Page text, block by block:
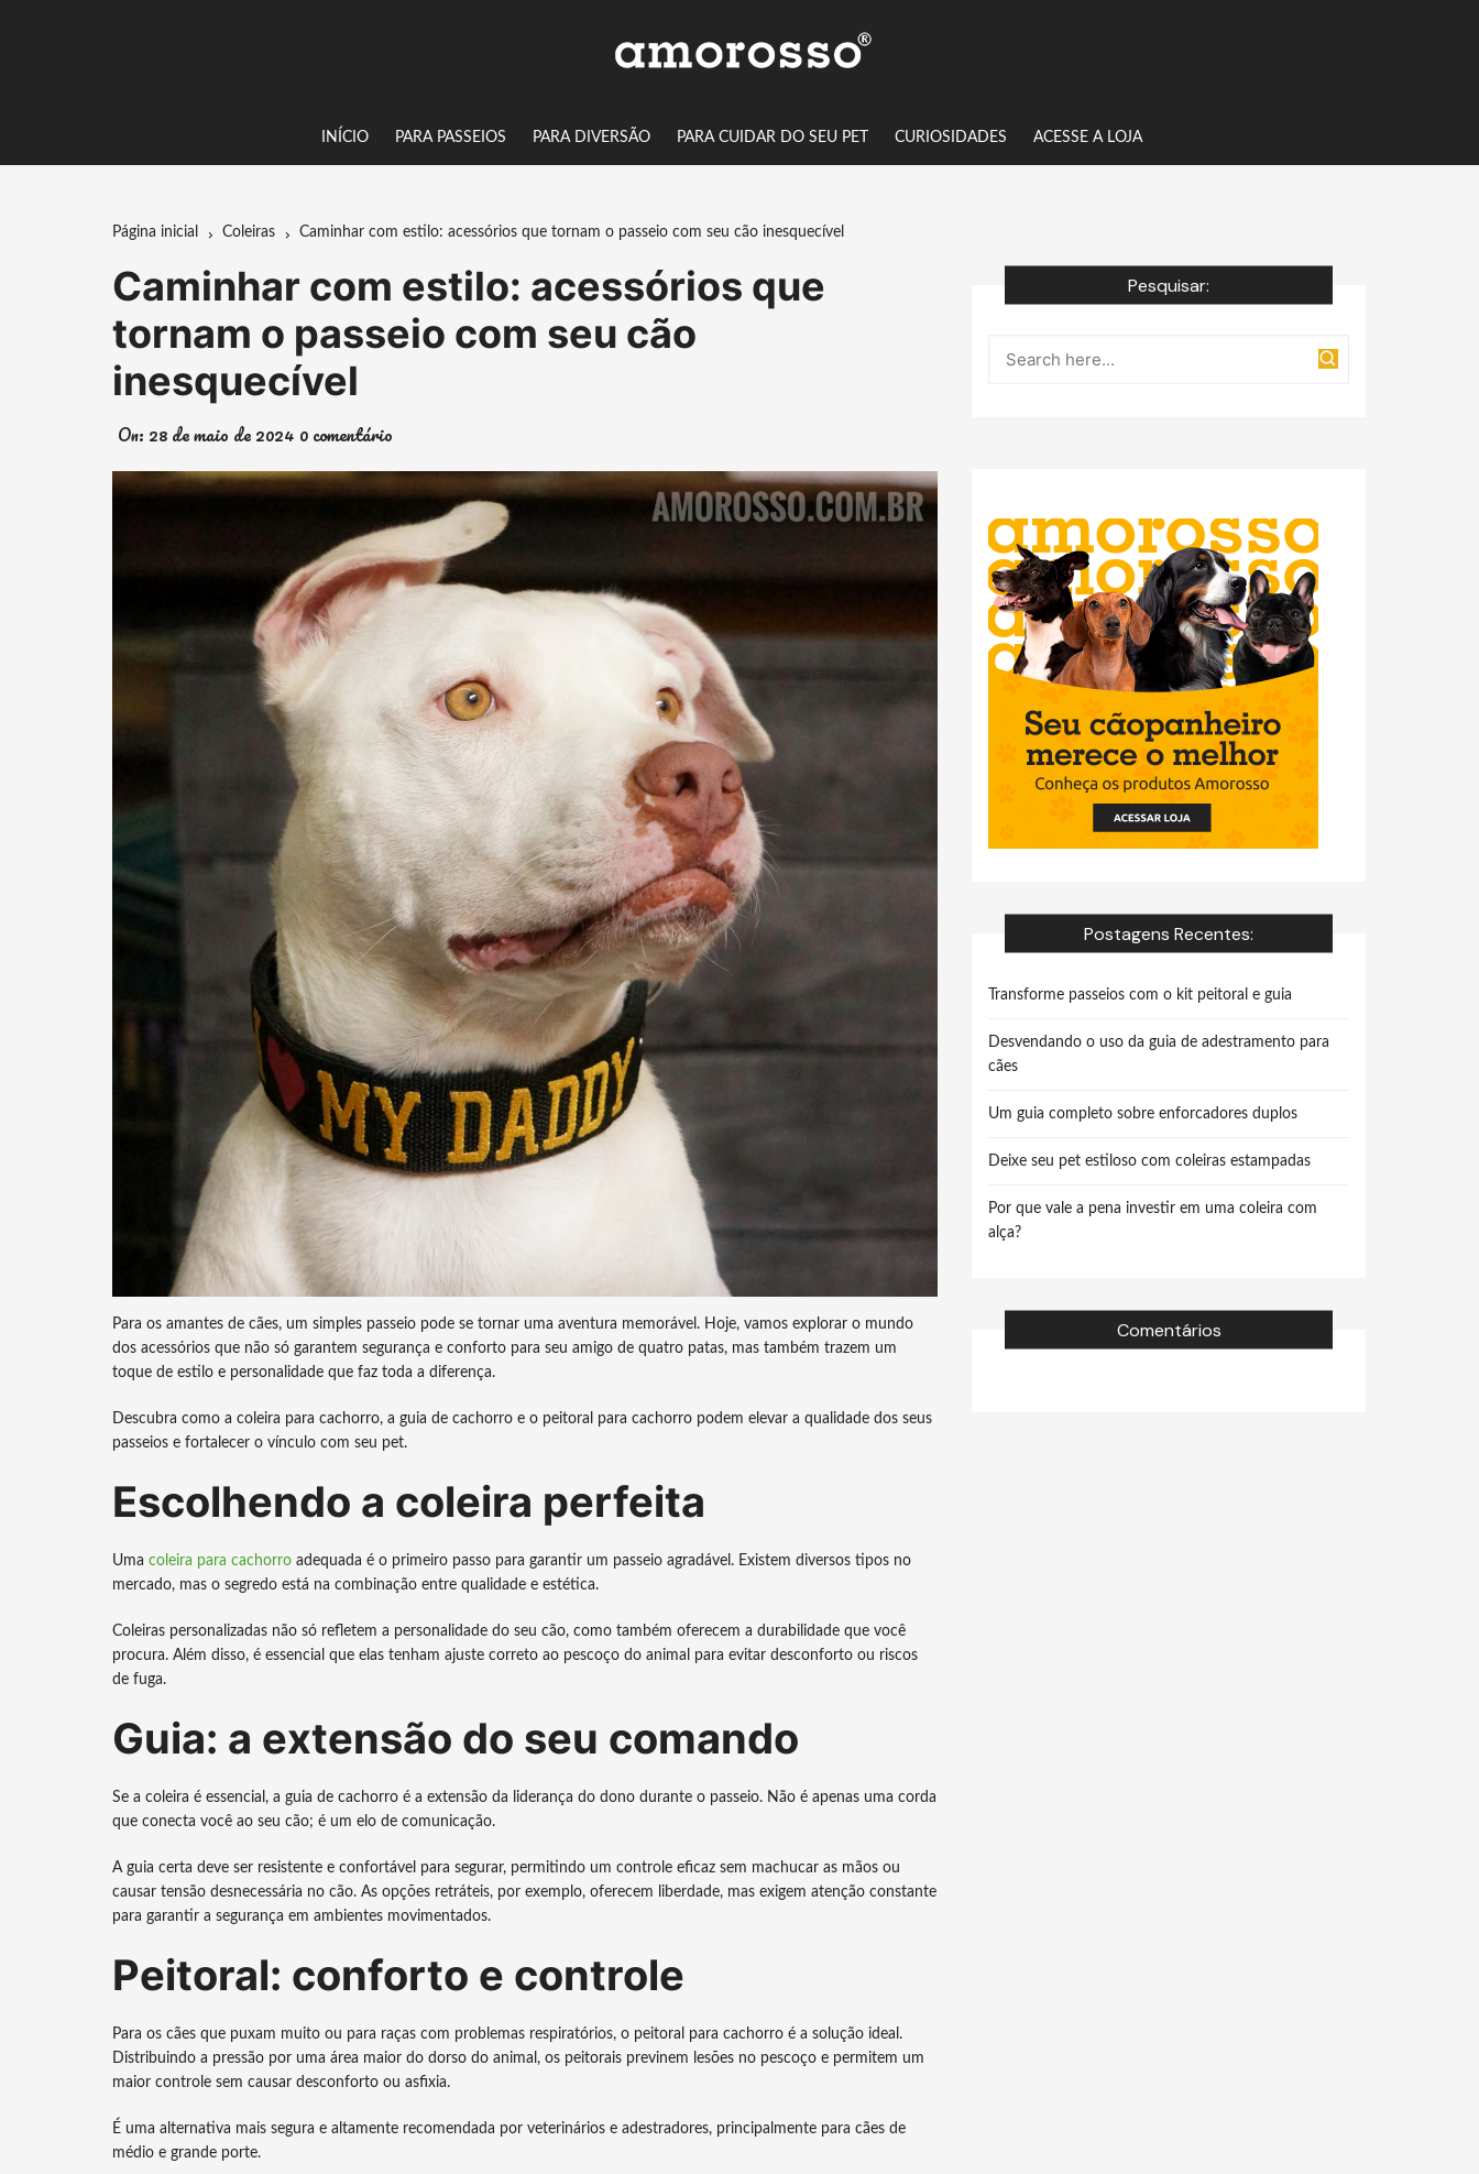
INÍCIO PARA PASSEIOS PARA DIVERSÃO PARA CUIDAR DO SEU PET CURIOSIDADES ACESSE A LOJA
Página inicial Coleiras Caminhar com estilo: acessórios que tornam o passeio com seu cão inesquecível
Caminhar com estilo: acessórios que
tornam o passeio com seu cão
inesquecível
On: 28 de maio de 2024 0 comentário
Para os amantes de cães, um simples passeio pode se tornar uma aventura memorável. Hoje, vamos explorar o mundo
dos acessórios que não só garantem segurança e conforto para seu amigo de quatro patas, mas também trazem um
toque de estilo e personalidade que faz toda a diferença.
Descubra como a coleira para cachorro, a guia de cachorro e o peitoral para cachorro podem elevar a qualidade dos seus
passeios e fortalecer o vínculo com seu pet.
Escolhendo a coleira perfeita
Uma coleira para cachorro adequada é o primeiro passo para garantir um passeio agradável. Existem diversos tipos no
mercado, mas o segredo está na combinação entre qualidade e estética.
Coleiras personalizadas não só refletem a personalidade do seu cão, como também oferecem a durabilidade que você
procura. Além disso, é essencial que elas tenham ajuste correto ao pescoço do animal para evitar desconforto ou riscos
de fuga.
Guia: a extensão do seu comando
Se a coleira é essencial, a guia de cachorro é a extensão da liderança do dono durante o passeio. Não é apenas uma corda
que conecta você ao seu cão; é um elo de comunicação.
A guia certa deve ser resistente e confortável para segurar, permitindo um controle eficaz sem machucar as mãos ou
causar tensão desnecessária no cão. As opções retráteis, por exemplo, oferecem liberdade, mas exigem atenção constante
para garantir a segurança em ambientes movimentados.
Peitoral: conforto e controle
Para os cães que puxam muito ou para raças com problemas respiratórios, o peitoral para cachorro é a solução ideal.
Distribuindo a pressão por uma área maior do dorso do animal, os peitorais previnem lesões no pescoço e permitem um
maior controle sem causar desconforto ou asfixia.
É uma alternativa mais segura e altamente recomendada por veterinários e adestradores, principalmente para cães de
médio e grande porte.
Pesquisar:
Postagens Recentes:
Transforme passeios com o kit peitoral e guia
Desvendando o uso da guia de adestramento para
cães
Um guia completo sobre enforcadores duplos
Deixe seu pet estiloso com coleiras estampadas
Por que vale a pena investir em uma coleira com
alça?
Comentários